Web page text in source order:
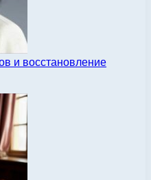
и восстановление